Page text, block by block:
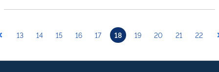
13 14 15 16 17 18 19 20 21 22